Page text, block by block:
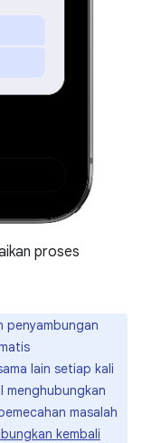
proses
penyambungan
lain setiap kali
menghubungkan
masalah
kembali